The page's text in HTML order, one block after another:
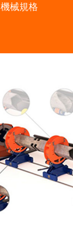
機械規格